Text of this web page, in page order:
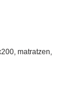
, matratzen,